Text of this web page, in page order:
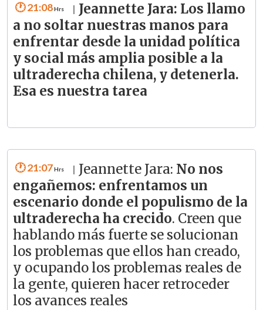
21:08
Jeannette Jara: Los llamo
a no soltar nuestras manos para
enfrentar desde la unidad política
y social más amplia posible a la
ultraderecha chilena, y detenerla.
Esa es nuestra tarea
21:07 Jeannette Jara: No nos
engañemos: enfrentamos un
escenario donde el populismo de la
ultraderecha ha crecido. Creen que
hablando más fuerte se solucionan
los problemas que ellos han creado,
y ocupando los problemas reales de
la gente, quieren hacer retroceder
los avances reales